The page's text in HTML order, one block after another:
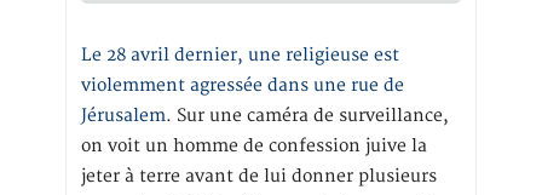
Le 28 avril dernier, une religieuse est
violemment agressée dans une rue de
Jérusalem. Sur une caméra de surveillance,
on voit un homme de confession juive la
jeter à terre avant de lui donner plusieurs